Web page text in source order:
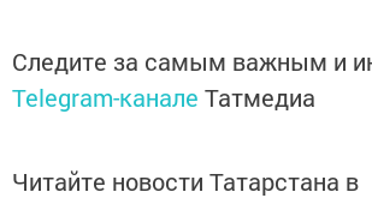
Следите за самым важным и
Telegram-канале Татмедиа
Читайте новости Татарстана в